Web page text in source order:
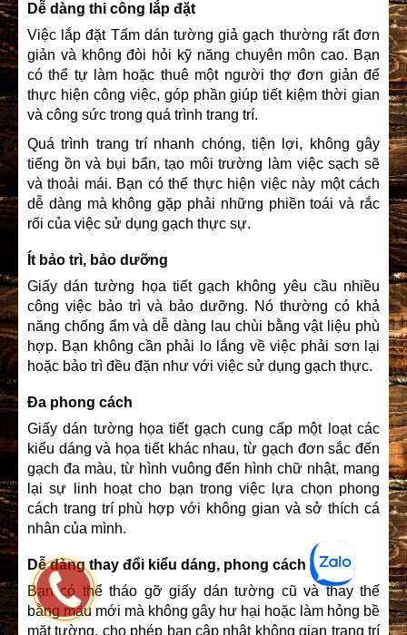
Dễ dàng thi công lắp đặt
Việc lắp đặt Tấm dán tường giả gạch thường rất đơn
giản và không đòi hỏi kỹ năng chuyên môn cao. Bạn
có thể tự làm hoặc thuê một người thợ đơn giản để
thực hiện công việc, góp phần giúp tiết kiệm thời gian
và công sức trong quá trình trang trí.
Quá trình trang trí nhanh chóng, tiện lợi, không gây
tiếng ồn và bụi bẩn, tạo môi trường làm việc sạch sẽ
và thoải mái. Bạn có thể thực hiện việc này một cách
dễ dàng mà không gặp phải những phiền toái và rắc
rối của việc sử dụng gạch thực sự.
Ít bảo trì, bảo dưỡng
Giấy dán tường họa tiết gạch không yêu cầu nhiều
công việc bảo trì và bảo dưỡng. Nó thường có khả
năng chống ẩm và dễ dàng lau chùi bằng vật liệu phù
hợp. Bạn không cần phải lo lắng về việc phải sơn lại
hoặc bảo trì đều đặn như với việc sử dụng gạch thực.
Đa phong cách
Giấy dán tường họa tiết gạch cung cấp một loạt các
kiểu dáng và họa tiết khác nhau, từ gạch đơn sắc đến
gạch đa màu, từ hình vuông đến hình chữ nhật, mang
lại sự linh hoạt cho bạn trong việc lựa chọn phong
cách trang trí phù hợp với không gian và sở thích cá
nhân của mình.
Dễ dàng thay đổi kiểu dáng, phong cách
Bạn có thể tháo gỡ giấy dán tường cũ và thay thế
bằng mẫu mới mà không gây hư hại hoặc làm hỏng bề
mặt tường, cho phép bạn cập nhật không gian trang trí